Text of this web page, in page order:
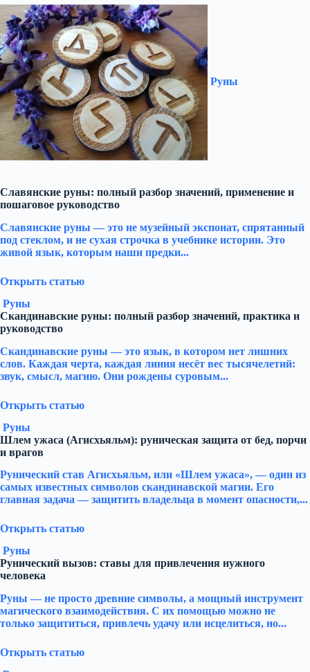
Руны
Славянские руны: полный разбор значений, применение и
пошаговое руководство
Славянские руны — это не музейный экспонат, спрятанный
под стеклом, и не сухая строчка в учебнике истории. Это
живой язык, которым наши предки...
Открыть статью
Руны
Скандинавские руны: полный разбор значений, практика и
руководство
Скандинавские руны — это язык, в котором нет лишних
слов. Каждая черта, каждая линия несёт вес тысячелетий:
звук, смысл, магию. Они рождены суровым...
Открыть статью
Руны
Шлем ужаса (Агисхьяльм): руническая защита от бед, порчи
и врагов
Рунический став Агисхьяльм, или «Шлем ужаса», — один из
самых известных символов скандинавской магии. Его
главная задача — защитить владельца в момент опасности,...
Открыть статью
Руны
Рунический вызов: ставы для привлечения нужного
человека
Руны — не просто древние символы, а мощный инструмент
магического взаимодействия. С их помощью можно не
только защититься, привлечь удачу или исцелиться, но...
Открыть статью